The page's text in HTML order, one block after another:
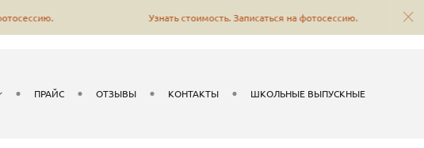
ПРАЙС ОТЗЫВЫ КОНТАКТЫ ШКОЛЬНЫЕ ВЫПУСКНЫЕ
Узнать стоимость. Записаться на фотосессию.